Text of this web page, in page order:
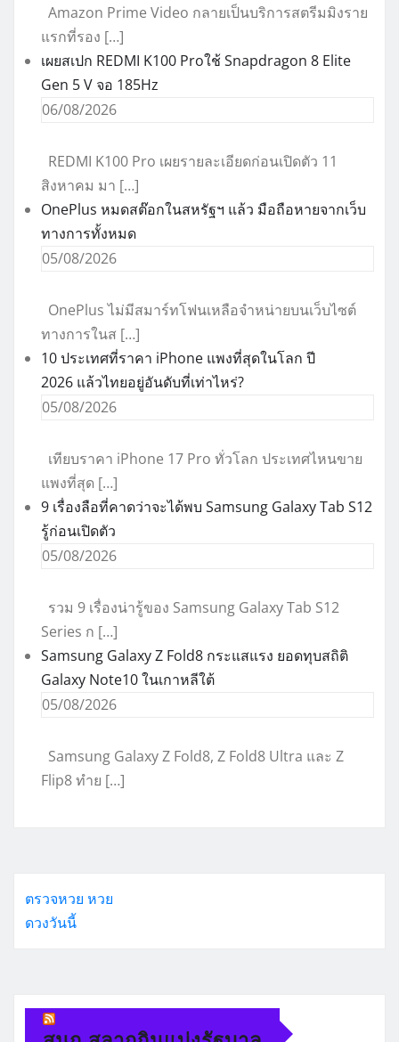
Amazon Prime Video กลายเป็นบริการสตรีมมิงราย
แรกที่รอง […]
เผยสเปก REDMI K100 Proใช้ Snapdragon 8 Elite
Gen 5 V จอ 185Hz
06/08/2026
REDMI K100 Pro เผยรายละเอียดก่อนเปิดตัว 11
สิงหาคม มา […]
OnePlus หมดสต๊อกในสหรัฐฯ แล้ว มือถือหายจากเว็บ
ทางการทั้งหมด
05/08/2026
OnePlus ไม่มีสมาร์ทโฟนเหลือจำหน่ายบนเว็บไซต์
ทางการในส […]
10 ประเทศที่ราคา iPhone แพงที่สุดในโลก ปี
2026 แล้วไทยอยู่อันดับที่เท่าไหร่?
05/08/2026
เทียบราคา iPhone 17 Pro ทั่วโลก ประเทศไหนขาย
แพงที่สุด […]
9 เรื่องลือที่คาดว่าจะได้พบ Samsung Galaxy Tab S12
รู้ก่อนเปิดตัว
05/08/2026
รวม 9 เรื่องน่ารู้ของ Samsung Galaxy Tab S12
Series ก […]
Samsung Galaxy Z Fold8 กระแสแรง ยอดทุบสถิติ
Galaxy Note10 ในเกาหลีใต้
05/08/2026
Samsung Galaxy Z Fold8, Z Fold8 Ultra และ Z
Flip8 ทำย […]
ตรวจหวย หวย
ดวงวันนี้